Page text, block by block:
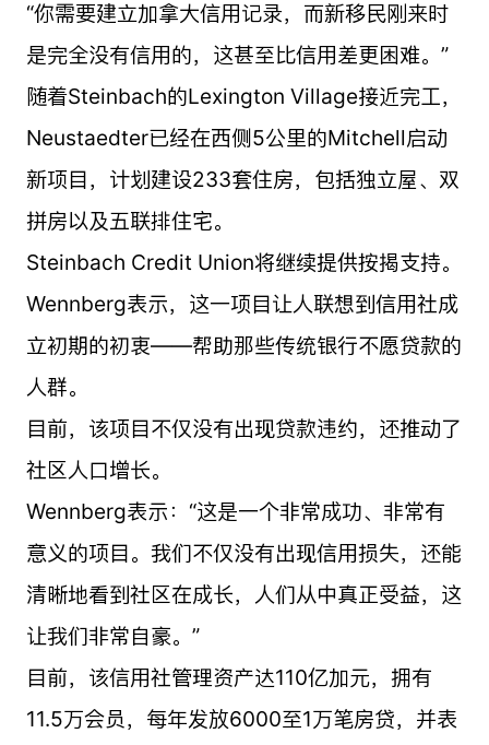
“你需要建立加拿大信用记录，而新移民刚来时
是完全没有信用的，这甚至比信用差更困难。”
随着Steinbach的Lexington Village接近完工，
Neustaedter已经在西侧5公里的Mitchell启动
新项目，计划建设233套住房，包括独立屋、双
拼房以及五联排住宅。
Steinbach Credit Union将继续提供按揭支持。
Wennberg表示，这一项目让人联想到信用社成
立初期的初衷——帮助那些传统银行不愿贷款的
人群。
目前，该项目不仅没有出现贷款违约，还推动了
社区人口增长。
Wennberg表示：“这是一个非常成功、非常有
意义的项目。我们不仅没有出现信用损失，还能
清晰地看到社区在成长，人们从中真正受益，这
让我们非常自豪。”
目前，该信用社管理资产达110亿加元，拥有
11.5万会员，每年发放6000至1万笔房贷，并表